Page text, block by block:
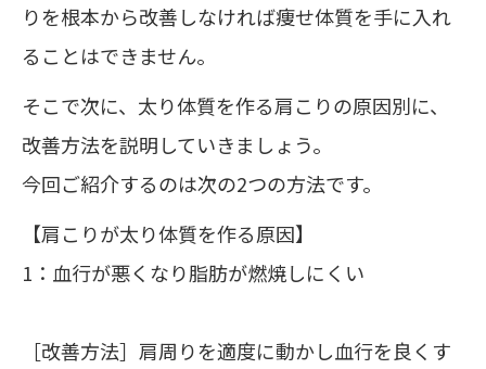
りを根本から改善しなければ痩せ体質を手に入れ
ることはできません。
そこで次に、太り体質を作る肩こりの原因別に、
改善方法を説明していきましょう。
今回ご紹介するのは次の2つの方法です。
【肩こりが太り体質を作る原因】
1：血行が悪くなり脂肪が燃焼しにくい
［改善方法］肩周りを適度に動かし血行を良くす